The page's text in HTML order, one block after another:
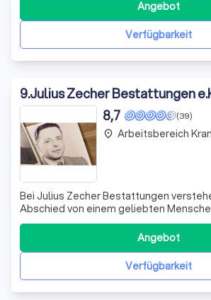
Jahrzehnten begleiten wir Familien in
Umgebung mit Respekt, Würde und
Verständnis für die individuellen
Verfügbarkeit
Angebot
9.Julius Zecher Bestattungen
(39)
8,7
Bei Julius Zecher Bestattungen
Abschied von einem geliebten
schwierigsten Zeiten im Leben
erfahrenes Team steht Ihnen in diesen
Momenten mit einfühlsamer und
Unterstützung zur Seite. Wir bieten
Verfügbarkeit
Angebot
place